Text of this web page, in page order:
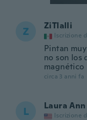
Z ZiTlalli
Iscrizione
Pintan
no son los
magnético
circa 3 anni fa
L Laura Ann
Iscrizione